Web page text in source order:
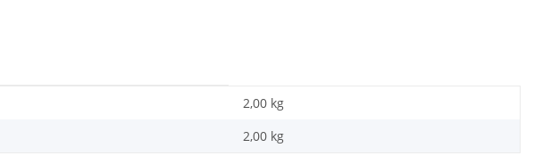
2,00 kg
2,00 kg